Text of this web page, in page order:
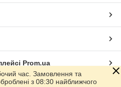
Prom.ua
час. Замовлення та
з 08:30 найближчого